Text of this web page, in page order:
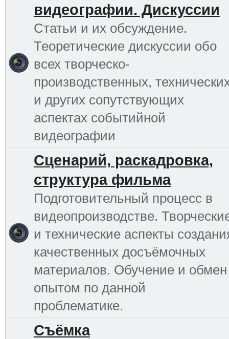
видеографии. Дискуссии
Статьи и их обсуждение.
Теоретические дискуссии обо
всех творческо-
производственных,
и других сопутствующих
аспектах событийной
видеографии
Сценарий, раскадровка,
структура фильма
Подготовительный процесс в
видеопроизводстве.
и технические аспекты
качественных досъёмочных
материалов. Обучение и обмен
опытом по данной
проблематике.
Съёмка